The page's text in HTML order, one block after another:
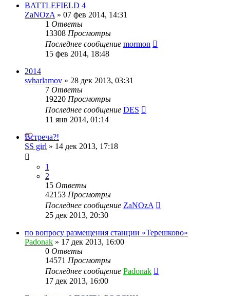
BATTLEFIELD 4
ZaNOzA » 07 фев 2014, 14:31
1 Ответы
13308 Просмотры
Последнее сообщение mormon
15 фев 2014, 18:48
2014
svharlamov » 28 дек 2013, 03:31
7 Ответы
19220 Просмотры
Последнее сообщение DES
11 янв 2014, 01:14
Встреча?!
SS girl » 14 дек 2013, 17:18
1
2
15 Ответы
42153 Просмотры
Последнее сообщение ZaNOzA
25 дек 2013, 20:30
по вопросу размещения станции «Терешково»
Padonak » 17 дек 2013, 16:00
0 Ответы
14571 Просмотры
Последнее сообщение Padonak
17 дек 2013, 16:00